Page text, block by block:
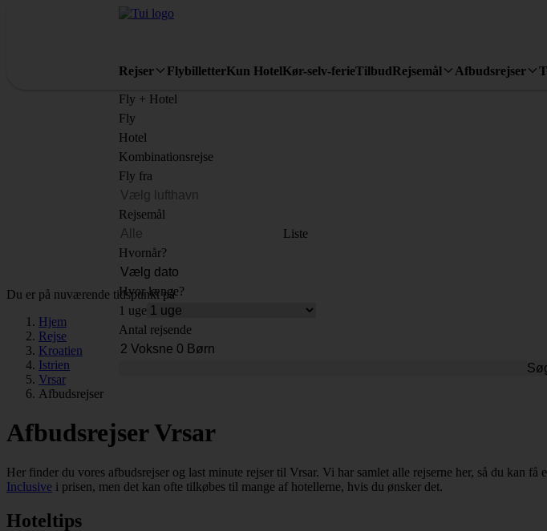
Rejser FlybilletterKun HotelKør-selv-ferieTilbudRejsemål Afbudsrejser
Fly + Hotel
Fly
Hotel
Kombinationsrejse
Fly fra
Rejsemål
Liste
Hvornår?
Hvor længe?
1 uge
Antal rejsende
Du er på nuværende tidspunkt på
Hjem
Rejse
Kroatien
Istrien
Vrsar
Afbudsrejser
Afbudsrejser Vrsar
Her finder du vores afbudsrejser og last minute rejser til Vrsar. Vi har samlet alle rejserne her, så du kan
Inclusive i prisen, men det kan ofte tilkøbes til mange af hotellerne, hvis du ønsker det.
Hoteltips